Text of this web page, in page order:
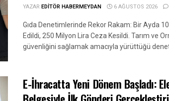
YAZAR EDITÖR HABERMEYDAN 6 AĞUSTOS 2026
Gıda Denetimlerinde Rekor Rakam: Bir Ayda
Edildi, 250 Milyon Lira Ceza Kesildi. Tarım ve
güvenliğini sağlamak amacıyla yürüttüğü
E-İhracatta Yeni Dönem Başladı: